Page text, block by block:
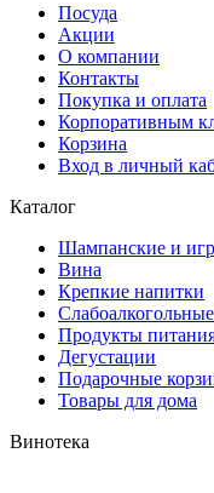
Посуда
Акции
О компании
Контакты
Покупка и оплата
Корпоративным
Корзина
Вход в личный
Каталог
Шампанские и
Вина
Крепкие напитки
Продукты
Дегустации
Подарочные
Товары для дома
Винотека